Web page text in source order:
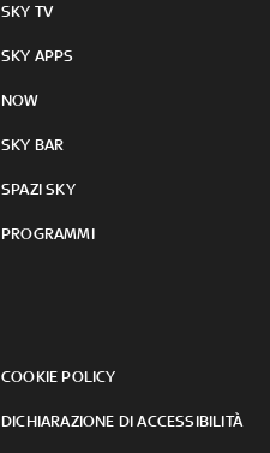
SKY TV
SKY APPS
NOW
SKY BAR
SPAZI SKY
PROGRAMMI
COOKIE POLICY
DICHIARAZIONE DI ACCESSIBILITÀ